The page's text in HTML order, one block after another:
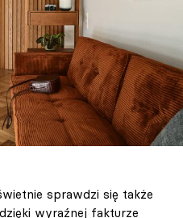
sprawdzi się także
wyraźnej fakturze